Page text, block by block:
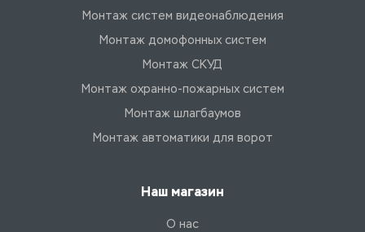
Монтаж систем видеонаблюдения
Монтаж домофонных систем
Монтаж СКУД
Монтаж охранно-пожарных систем
Монтаж шлагбаумов
Монтаж автоматики для ворот
Наш магазин
О нас